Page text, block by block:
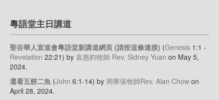
粵語堂主日講道
聖谷華人宣道會粵語堂新講道網頁 (請按這條連接) (Genesis 1:1 -
Revelation 22:21) by 袁惠鈞牧師 Rev. Sidney Yuan on May 5,
2024.
還看五餅二魚 (John 6:1-14) by 周華張牧師Rev. Alan Chow on
April 28, 2024.